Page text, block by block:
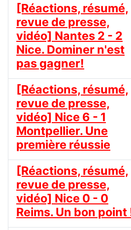
[Réactions, résumé,
revue de presse,
vidéo] Nantes 2 - 2
Nice. Dominer n'est
pas gagner!
[Réactions, résumé,
revue de presse,
vidéo] Nice 6 - 1
Montpellier. Une
première réussie
[Réactions, résumé,
revue de presse,
vidéo] Nice 0 - 0
Reims. Un bon point